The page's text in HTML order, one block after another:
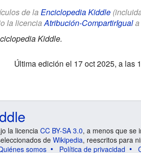
de la Enciclopedia Kiddle
la licenciaAtribución-CompartirIguala
Kiddle.
Última edición el 17 oct 2025, a las
la licencia CC BY-SA 3.0, a menos que se
de Wikipedia, reescritos para
somos Política de privacidad